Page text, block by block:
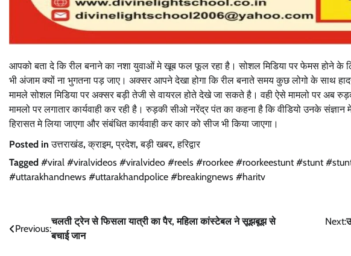
आपको बता दे कि रील बनाने का नशा युवाओं मे खूब फल फूल रहा है। सोशल मिडिया पर फेमस होने के
भी अंजाम क्यों ना भुगतना पड़ जाए। अक्सर आपने देखा होगा कि रील बनाते समय कुछ लोगो के साथ
मामले सोशल मिडिया पर अक्सर बड़ी तेजी से वायरल होते देखे जा सकते है। वही ऐसे मामलो पर अब
मामलो पर लगातार कार्यवाही कर रही है। रुड़की सीओ नरेंद्र पंत का कहना है कि वीडियो उनके
हिरासत मे लिया जाएगा और संबंधित कार्यवाही कर कार को सीज भी किया जाएगा।
Posted inउत्तराखंड,क्राइम,प्रदेश,बड़ी खबर,हरिद्वार
Tagged #viral #viralvideos #viralvideo #reels #roorkee #roorkeestunt #stunt
#uttarakhandnews #uttarakhandpolice #breakingnews #haritv
Post
navigation
Previous:
चलती ट्रेन से फिसला यात्री का पैर, महिला कांस्टेबल ने सूझबूझ से
बचाई जान
Next: